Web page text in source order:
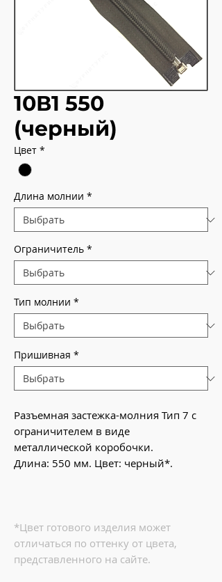
10В1 550
(черный)
Цвет *
Длина молнии *
Ограничитель *
Тип молнии *
Пришивная *
Разъемная застежка-молния Тип 7 с
ограничителем в виде
металлической коробочки.
Длина: 550 мм. Цвет: черный*.
*Цвет готового изделия может
отличаться по оттенку от цвета,
представленного на сайте.